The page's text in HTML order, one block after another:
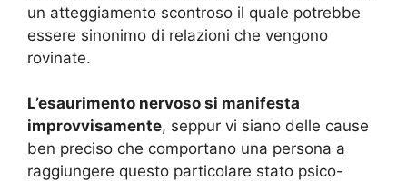
un atteggiamento scontroso il quale potrebbe
essere sinonimo di relazioni che vengono
rovinate.
L’esaurimento nervoso si manifesta
improvvisamente, seppur vi siano delle cause
ben preciso che comportano una persona a
raggiungere questo particolare stato psico-